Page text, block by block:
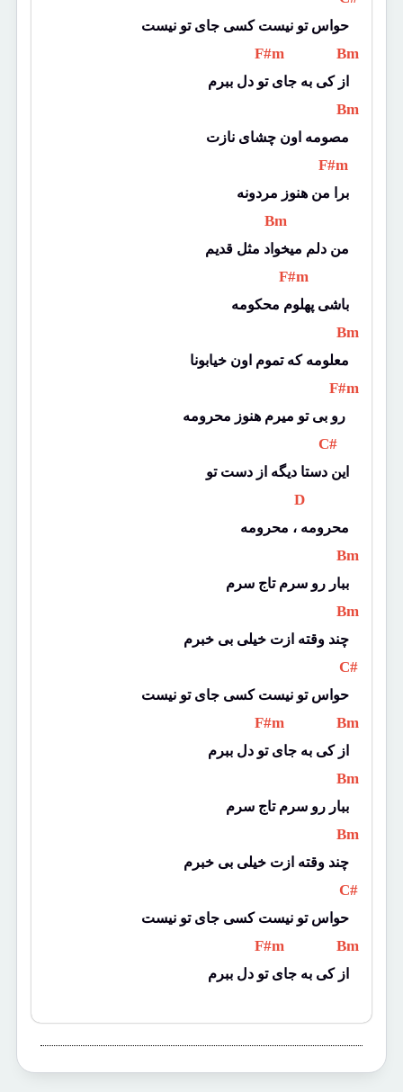
حواس تو نیست کسی جای تو نیست
F#m Bm
از کی به جای تو دل ببرم
Bm
مصومه اون چشای نازت
F#m
برا من هنوز مردونه
Bm
من دلم میخواد مثل قدیم
F#m
باشی پهلوم محکومه
Bm
معلومه که تموم اون خیابونا
F#m
رو بی تو میرم هنوز محرومه
C#
این دستا دیگه از دست تو
D
محرومه ، محرومه
Bm
ببار رو سرم تاج سرم
Bm
چند وقته ازت خیلی بی خبرم
C#
حواس تو نیست کسی جای تو نیست
F#m Bm
از کی به جای تو دل ببرم
Bm
ببار رو سرم تاج سرم
Bm
چند وقته ازت خیلی بی خبرم
C#
حواس تو نیست کسی جای تو نیست
F#m Bm
از کی به جای تو دل ببرم